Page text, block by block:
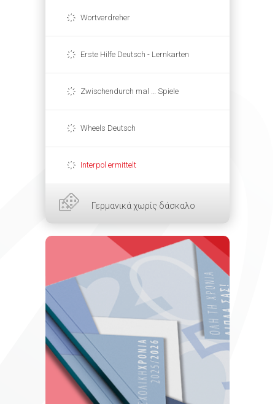
Wortverdreher
Erste Hilfe Deutsch - Lernkarten
Zwischendurch mal … Spiele
Wheels Deutsch
Interpol ermittelt
Γερμανικά χωρίς δάσκαλο